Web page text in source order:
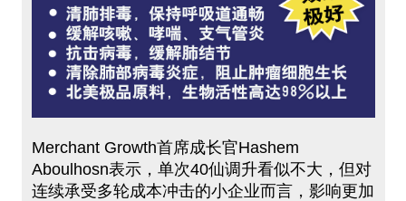
Merchant Growth首席成长官Hashem
Aboulhosn表示，单次40仙调升看似不大，但对
连续承受多轮成本冲击的小企业而言，影响更加